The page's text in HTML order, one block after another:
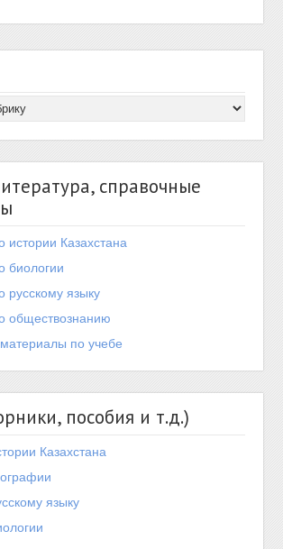
справочные
истории Казахстана
биологии
русскому языку
обществознанию
по учебе
пособия и т.д.)
Казахстана
языку